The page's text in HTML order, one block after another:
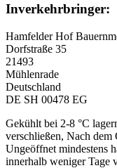
Inverkehrbringer:
Hamfelder Hof
Dorfstraße 35
21493
Mühlenrade
Deutschland
DE SH 00478 EG
Gekühlt bei 2-8 °C
verschließen, Nach
Ungeöffnet mindestens
innerhalb weniger Tage